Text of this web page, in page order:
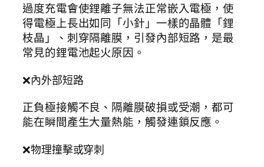
過度充電會使鋰離子無法正常嵌入電極，使
得電極上長出如同「小針」一樣的晶體「鋰
枝晶」、刺穿隔離膜，引發內部短路，是最
常見的鋰電池起火原因。
❌內外部短路
正負極接觸不良、隔離膜破損或受潮，都可
能在瞬間產生大量熱能，觸發連鎖反應。
❌物理撞擊或穿刺